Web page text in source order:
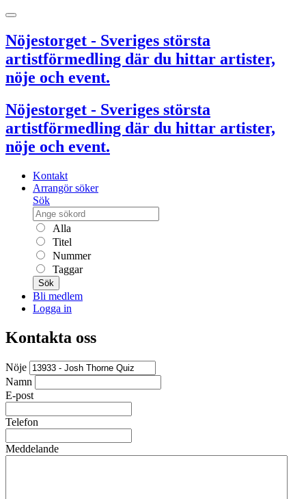
Nöjestorget - Sveriges största
artistförmedling där du hittar artister,
nöje och event.
Nöjestorget - Sveriges största
artistförmedling där du hittar artister,
nöje och event.
Kontakt
Arrangör söker
Sök
Alla
Titel
Nummer
Taggar
Sök
Bli medlem
Logga in
Kontakta oss
Nöje
Namn
E-post
Telefon
Meddelande